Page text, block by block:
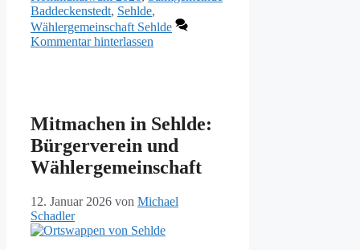
Baddeckenstedt, Sehlde,
Wählergemeinschaft Sehlde
Kommentar hinterlassen
Mitmachen in Sehlde:
Bürgerverein und
Wählergemeinschaft
12. Januar 2026 von Michael
Schadler